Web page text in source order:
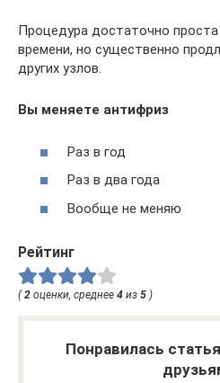
Процедура достаточно
времени, но существенно
других узлов.
Вы меняете антифриз
Раз в год
Раз в два года
Вообще не меняю
Рейтинг
(2 оценки, среднее 4 из 5 )
Понравилась